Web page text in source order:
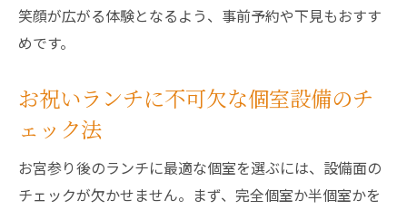
笑顔が広がる体験となるよう、事前予約や下見もおすす
めです。
お祝いランチに不可欠な個室設備のチ
ェック法
お宮参り後のランチに最適な個室を選ぶには、設備面の
チェックが欠かせません。まず、完全個室か半個室かを